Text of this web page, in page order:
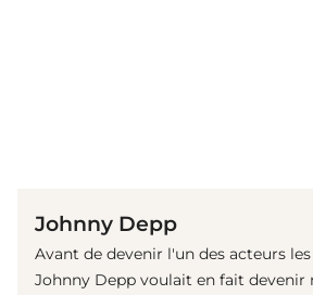
Johnny Depp
Avant de devenir l'un des acteurs
Johnny Depp voulait en fait devenir